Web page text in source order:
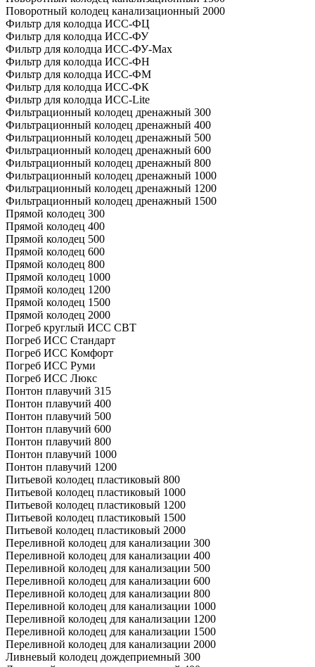
Поворотный колодец канализационный 2000
Фильтр для колодца ИСС-ФЦ
Фильтр для колодца ИСС-ФУ
Фильтр для колодца ИСС-ФУ-Мах
Фильтр для колодца ИСС-ФН
Фильтр для колодца ИСС-ФМ
Фильтр для колодца ИСС-ФК
Фильтр для колодца ИСС-Lite
Фильтрационный колодец дренажный 300
Фильтрационный колодец дренажный 400
Фильтрационный колодец дренажный 500
Фильтрационный колодец дренажный 600
Фильтрационный колодец дренажный 800
Фильтрационный колодец дренажный 1000
Фильтрационный колодец дренажный 1200
Фильтрационный колодец дренажный 1500
Прямой колодец 300
Прямой колодец 400
Прямой колодец 500
Прямой колодец 600
Прямой колодец 800
Прямой колодец 1000
Прямой колодец 1200
Прямой колодец 1500
Прямой колодец 2000
Погреб круглый ИСС СВТ
Погреб ИСС Стандарт
Погреб ИСС Комфорт
Погреб ИСС Руми
Погреб ИСС Люкс
Понтон плавучий 315
Понтон плавучий 400
Понтон плавучий 500
Понтон плавучий 600
Понтон плавучий 800
Понтон плавучий 1000
Понтон плавучий 1200
Питьевой колодец пластиковый 800
Питьевой колодец пластиковый 1000
Питьевой колодец пластиковый 1200
Питьевой колодец пластиковый 1500
Питьевой колодец пластиковый 2000
Переливной колодец для канализации 300
Переливной колодец для канализации 400
Переливной колодец для канализации 500
Переливной колодец для канализации 600
Переливной колодец для канализации 800
Переливной колодец для канализации 1000
Переливной колодец для канализации 1200
Переливной колодец для канализации 1500
Переливной колодец для канализации 2000
Ливневый колодец дождеприемный 300